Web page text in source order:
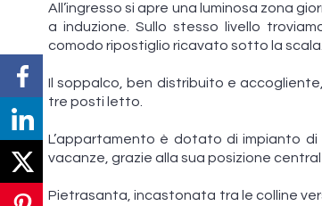
All’ingresso si apre una luminosa zona
a induzione. Sullo stesso livello
comodo ripostiglio ricavato sotto la scala.
Il soppalco, ben distribuito e
tre posti letto.
L’appartamento è dotato di impianto
vacanze, grazie alla sua posizione
Pietrasanta, incastonata tra le colline